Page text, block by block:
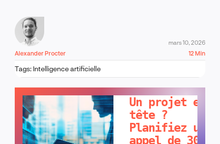
Alexander Procter
mars 10, 2026
12 Min
Tags: Intelligence artificielle
Un projet en
tête ?
Planifiez un
appel de 30